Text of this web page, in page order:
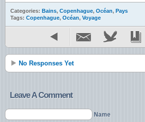
Categories: Bains, Copenhague, Océan, Pays
Tags: Copenhague, Océan, Voyage
No Responses Yet
Leave A Comment
Name